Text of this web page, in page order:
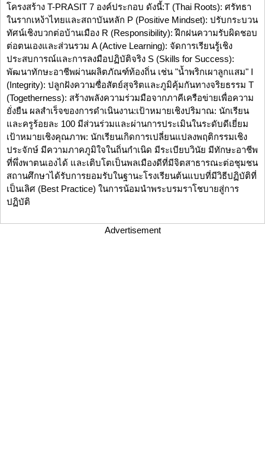
โครงสร้าง T-PRASIT 7 องค์ประกอบ ดังนี้:T (Thai Roots): ศรัทธา
ในรากเหง้าไทยและสถาบันหลัก P (Positive Mindset): ปรับกระบวน
ทัศน์เชิงบวกต่อบ้านเมือง R (Responsibility): ฝึกฝนความรับผิดชอบ
ต่อตนเองและส่วนรวม A (Active Learning): จัดการเรียนรู้เชิง
ประสบการณ์และการลงมือปฏิบัติจริง S (Skills for Success):
พัฒนาทักษะอาชีพผ่านผลิตภัณฑ์ท้องถิ่น เช่น "น้ำพริกเผาลูกแสม" I
(Integrity): ปลูกฝังความซื่อสัตย์สุจริตและภูมิคุ้มกันทางจริยธรรม T
(Togetherness): สร้างพลังความร่วมมือจากภาคีเครือข่ายเพื่อความ
ยั่งยืน ผลสำเร็จของการดำเนินงาน:เป้าหมายเชิงปริมาณ: นักเรียน
และครูร้อยละ 100 มีส่วนร่วมและผ่านการประเมินในระดับดีเยี่ยม
เป้าหมายเชิงคุณภาพ: นักเรียนเกิดการเปลี่ยนแปลงพฤติกรรมเชิง
ประจักษ์ มีความภาคภูมิใจในถิ่นกำเนิด มีระเบียบวินัย มีทักษะอาชีพ
ที่พึ่งพาตนเองได้ และเติบโตเป็นพลเมืองดีที่มีจิตสาธารณะต่อชุมชน
สถานศึกษาได้รับการยอมรับในฐานะโรงเรียนต้นแบบที่มีวิธีปฏิบัติที่
เป็นเลิศ (Best Practice) ในการน้อมนำพระบรมราโชบายสู่การ
ปฏิบัติ
Advertisement